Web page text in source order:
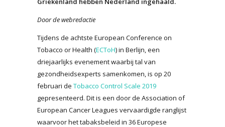
Door de webredactie
Tijdens de achtste European Conference on
Tobacco or Health (ECToH) in Berlijn, een
driejaarlijks evenement waarbij tal van
gezondheidsexperts samenkomen, is op 20
februari de Tobacco Control Scale 2019
gepresenteerd. Dit is een door de Association of
European Cancer Leagues vervaardigde ranglijst
waarvoor het tabaksbeleid in 36 Europese